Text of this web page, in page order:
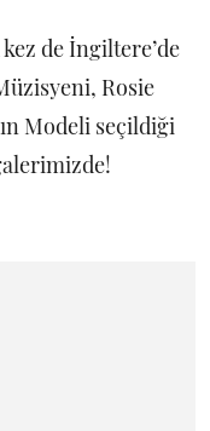
de İngiltere’de
Rosie
Modeli seçildiği